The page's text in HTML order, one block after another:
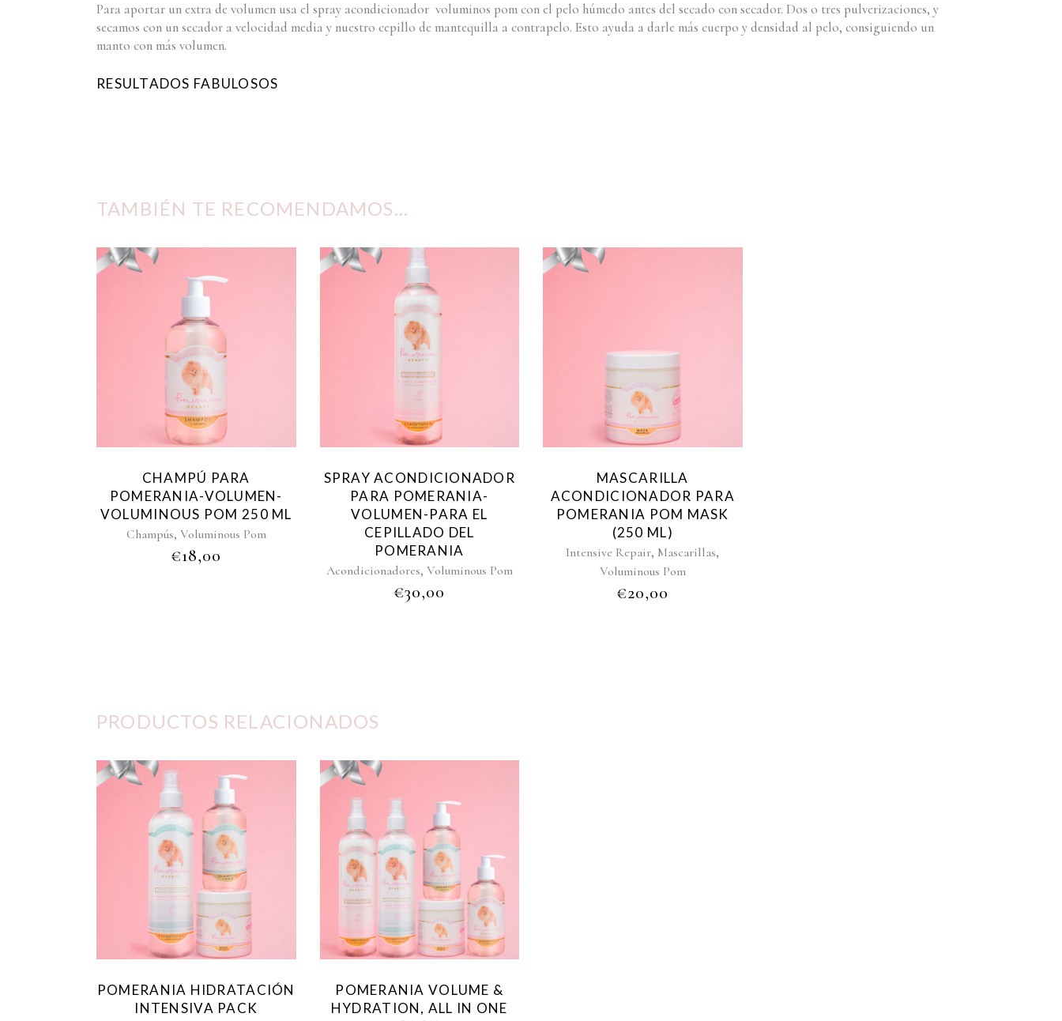
Para aportar un extra de volumen usa el spray acondicionador voluminos pom con el pelo húmedo antes del secado con secador. Dos o tres pulverizaciones, y
secamos con un secador a velocidad media y nuestro cepillo de mantequilla a contrapelo. Esto ayuda a darle más cuerpo y densidad al pelo, consiguiendo un
manto con más volumen.
RESULTADOS FABULOSOS
TAMBIÉN TE RECOMENDAMOS…
CHAMPÚ PARA
POMERANIA-VOLUMEN-
VOLUMINOUS POM 250 ML
Champús, Voluminous Pom
€18,00
SPRAY ACONDICIONADOR
PARA POMERANIA-
VOLUMEN-PARA EL
CEPILLADO DEL
POMERANIA
Acondicionadores, Voluminous Pom
€30,00
MASCARILLA
ACONDICIONADOR PARA
POMERANIA POM MASK
(250 ML)
Intensive Repair, Mascarillas,
Voluminous Pom
€20,00
PRODUCTOS RELACIONADOS
POMERANIA HIDRATACIÓN
INTENSIVA PACK
POMERANIA VOLUME &
HYDRATION, ALL IN ONE